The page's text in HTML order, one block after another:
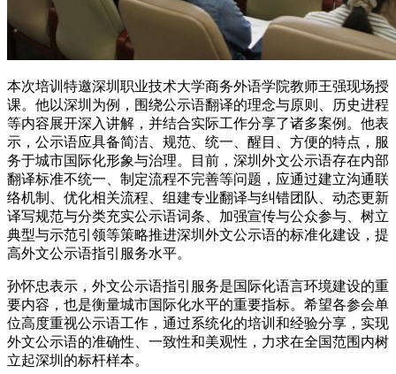
本次培训特邀深圳职业技术大学商务外语学院教师王强现场授
课。他以深圳为例，围绕公示语翻译的理念与原则、历史进程
等内容展开深入讲解，并结合实际工作分享了诸多案例。他表
示，公示语应具备简洁、规范、统一、醒目、方便的特点，服
务于城市国际化形象与治理。目前，深圳外文公示语存在内部
翻译标准不统一、制定流程不完善等问题，应通过建立沟通联
络机制、优化相关流程、组建专业翻译与纠错团队、动态更新
译写规范与分类充实公示语词条、加强宣传与公众参与、树立
典型与示范引领等策略推进深圳外文公示语的标准化建设，提
高外文公示语指引服务水平。
孙怀忠表示，外文公示语指引服务是国际化语言环境建设的重
要内容，也是衡量城市国际化水平的重要指标。希望各参会单
位高度重视公示语工作，通过系统化的培训和经验分享，实现
外文公示语的准确性、一致性和美观性，力求在全国范围内树
立起深圳的标杆样本。